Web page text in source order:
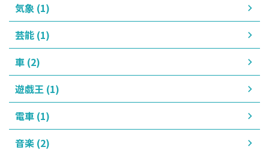
気象 (1)
芸能 (1)
車 (2)
遊戯王 (1)
電車 (1)
音楽 (2)